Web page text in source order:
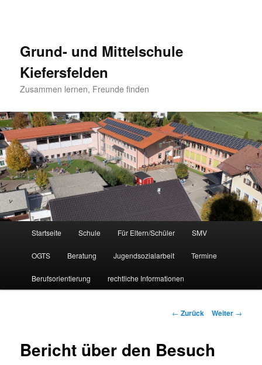
Grund- und Mittelschule
Kiefersfelden
Zusammen lernen, Freunde finden
Zum
Inhalt
wechseln
Startseite Schule Für Eltern/Schüler SMV
OGTS Beratung Jugendsozialarbeit Termine
Berufsorientierung rechtliche Informationen
Beitrags-
← Zurück Weiter →
Bericht über den Besuch